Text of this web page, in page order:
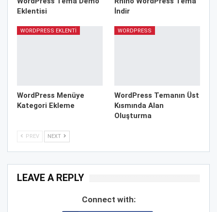
Eklentisi
İndir
WORDPRESS EKLENTI
WordPress Menüye
Kategori Ekleme
WORDPRESS
WordPress Temanın Üst
Kısmında Alan
Oluşturma
PREV NEXT
LEAVE A REPLY
Connect with: